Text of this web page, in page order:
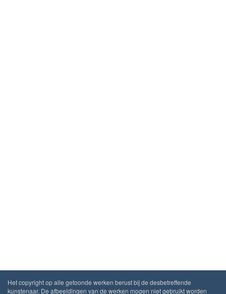
Het copyright op alle getoonde werken berust bij de desbetreffende
kunstenaar. De afbeeldingen van de werken mogen niet gebruikt worden